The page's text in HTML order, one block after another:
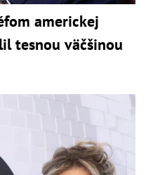
americkej
tesnou väčšinou